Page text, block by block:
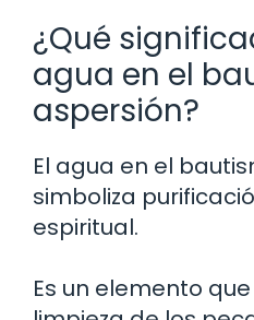
¿Qué
agua en el
aspersión?
El agua en el
simboliza
espiritual.
Es un elemento